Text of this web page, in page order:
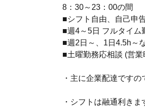
8：30～23：00の間
■シフト自由、自己申
■週4～5日 フルタイム
■週2日～、1日4.5h～
■土曜勤務応相談 (営業
・主に企業配達です
・シフトは融通利き